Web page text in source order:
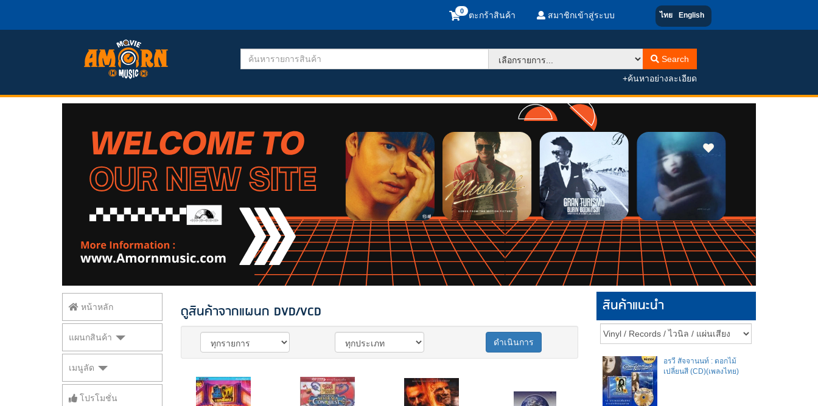
ตะกร้าสินค้า สมาชิกเข้าสู่ระบบ ไทย English
Search
+ค้นหาอย่างละเอียด
หน้าหลัก
แผนกสินค้า
เมนูลัด
โปรโมชั่น
ดูสินค้าจากแผนก DVD/VCD
ดำเนินการ
สินค้าแนะนำ
อรวี สัจจานนท์ : ดอกไม้
เปลี่ยนสี (CD)(เพลงไทย)